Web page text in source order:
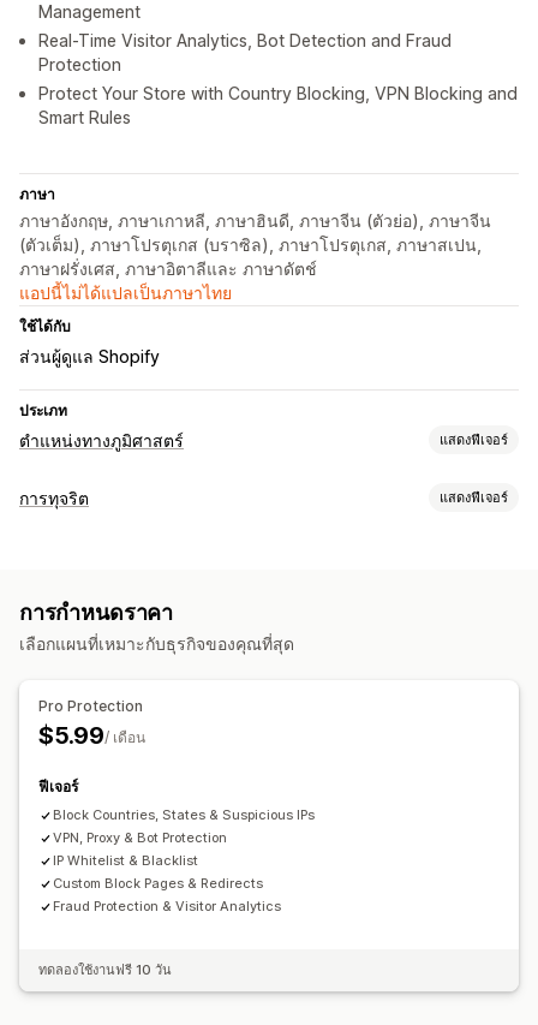
Management
Real-Time Visitor Analytics, Bot Detection and Fraud
Protection
Protect Your Store with Country Blocking, VPN Blocking and
Smart Rules
ภาษา
ภาษาอังกฤษ, ภาษาเกาหลี, ภาษาฮินดี, ภาษาจีน (ตัวย่อ), ภาษาจีน
(ตัวเต็ม), ภาษาโปรตุเกส (บราซิล), ภาษาโปรตุเกส, ภาษาสเปน,
ภาษาฝรั่งเศส, ภาษาอิตาลีและ ภาษาดัตช์
แอปนี้ไม่ได้แปลเป็นภาษาไทย
ใช้ได้กับ
ส่วนผู้ดูแล Shopify
ประเภท
ตำแหน่งทางภูมิศาสตร์ แสดงฟีเจอร์
การบล็อก
ที่อยู่ IP ประเทศ
เปลี่ยนเส้นทางอัตโนมัติ
เกิดข้อผิดพลาดในการเปลี่ยนเส้นทาง
การตั้งค่าการแปล
ตัวเลือกประเทศ
การทุจริต แสดงฟีเจอร์
การจัดส่ง
กฎที่กำหนดเอง
การตรวจสอบ COD
การตรวจจับด้วย AI ตัวกรองการทุจริต ขั้นตอนการทำงานอัตโนมัติ
การแจ้งเตือนและการวิเคราะห์
การแจ้งเตือนที่มีความเสี่ยงสูง การแจ้งเตือนการเรียกคืนยอดเงิน
การวิเคราะห์ผู้เยี่ยมชม รายงานความเสี่ยง การแจ้งเตือนของแอป
การกำหนดราคา
เลือกแผนที่เหมาะกับธุรกิจของคุณที่สุด
Pro Protection
$5.99/ เดือน
ฟีเจอร์
Block Countries, States & Suspicious IPs
VPN, Proxy & Bot Protection
IP Whitelist & Blacklist
Custom Block Pages & Redirects
Fraud Protection & Visitor Analytics
ทดลองใช้งานฟรี 10 วัน